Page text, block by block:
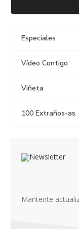
Especiales
Vídeo Contigo
Viñeta
100 Extraños-as
Mantente